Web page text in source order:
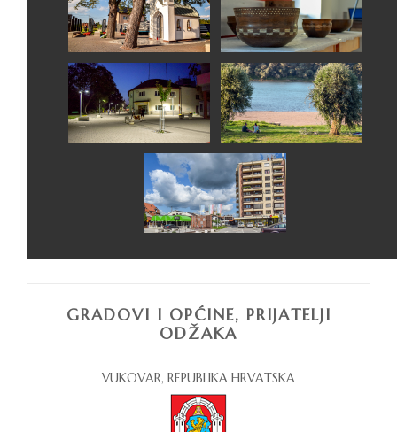
GRADOVI I OPĆINE, PRIJATELJI
ODŽAKA
VUKOVAR, REPUBLIKA HRVATSKA